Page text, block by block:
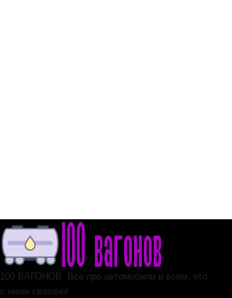
100 ВАГОНОВ. Все про автомобили и всем, что
с ними связано!